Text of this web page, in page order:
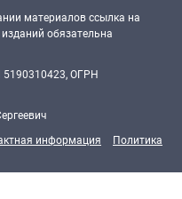
материалов ссылка на
обязательна
ОГРН
информация
Политика